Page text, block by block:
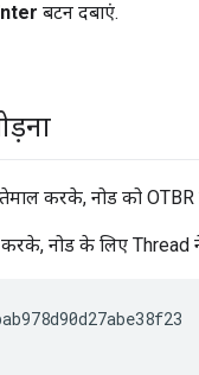
बटन दबाएं.
करके, नोड को
नोड के लिए Thread